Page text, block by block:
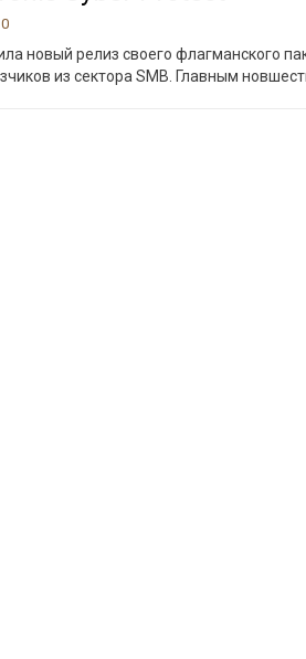
0
новый релиз своего флагманского
из сектора SMB. Главным